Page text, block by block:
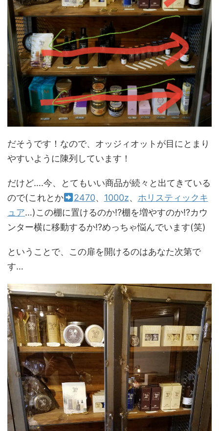
だそうです！なので、オッジィオットが目にとまり
やすいように陳列しています！
だけど….今、とてもいい商品が続々と出てきている
ので(これとか
2470、 1000z、 ホリスティックキ
ュア…)この棚に置けるのか!?棚を増やすのか!?カウ
ンター横に移動するか!?めっちゃ悩んでいます(笑)
ということで、この扉を開けるのはあなた次第で
す…